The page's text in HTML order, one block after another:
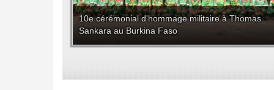
10e cérémonial d'hommage militaire à Thomas
Sankara au Burkina Faso